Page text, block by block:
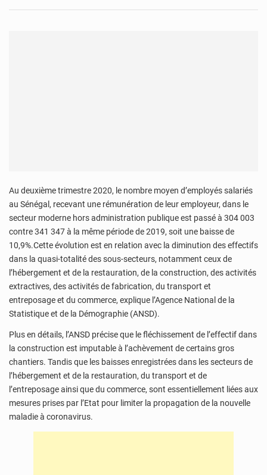
Au deuxième trimestre 2020, le nombre moyen d’employés salariés
au Sénégal, recevant une rémunération de leur employeur, dans le
secteur moderne hors administration publique est passé à 304 003
contre 341 347 à la même période de 2019, soit une baisse de
10,9%.Cette évolution est en relation avec la diminution des effectifs
dans la quasi-totalité des sous-secteurs, notamment ceux de
l’hébergement et de la restauration, de la construction, des activités
extractives, des activités de fabrication, du transport et
entreposage et du commerce, explique l’Agence National de la
Statistique et de la Démographie (ANSD).
Plus en détails, l’ANSD précise que le fléchissement de l’effectif dans
la construction est imputable à l’achèvement de certains gros
chantiers. Tandis que les baisses enregistrées dans les secteurs de
l’hébergement et de la restauration, du transport et de
l’entreposage ainsi que du commerce, sont essentiellement liées aux
mesures prises par l’Etat pour limiter la propagation de la nouvelle
maladie à coronavirus.